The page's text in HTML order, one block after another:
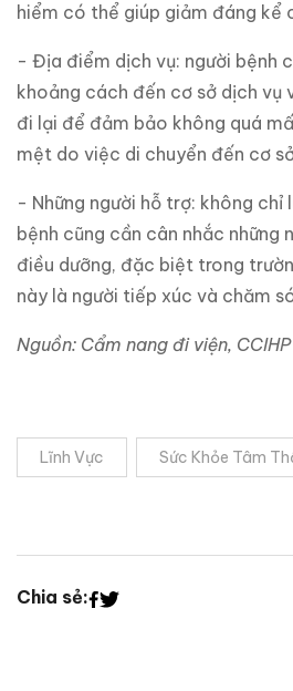
hiểm có thể giúp giảm đáng kể
- Địa điểm dịch vụ: người bệnh
khoảng cách đến cơ sở dịch vụ
đi lại để đảm bảo không quá
mệt do việc di chuyển đến cơ
- Những người hỗ trợ: không chỉ
bệnh cũng cần cân nhắc những
điều dưỡng, đặc biệt trong
này là người tiếp xúc và chăm
Nguồn: Cẩm nang đi viện, CCIHP
Lĩnh Vực Sức Khỏe Tâm
Chia sẻ: